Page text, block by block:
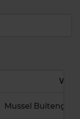
Wijk
Mussel